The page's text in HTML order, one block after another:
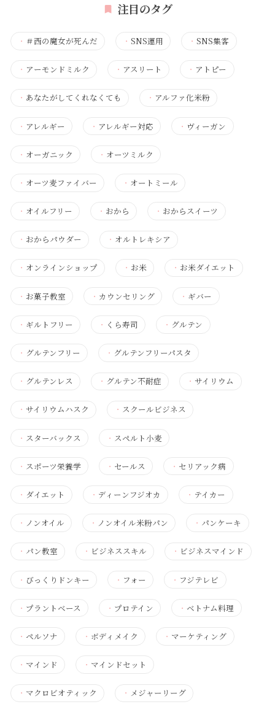
注目のタグ
・ ＃西の魔女が死んだ ・SNS運用 ・SNS集客
・ アーモンドミルク ・ アスリート ・ アトピー
・ あなたがしてくれなくても ・ アルファ化米粉
・ アレルギー ・ アレルギー対応 ・ ヴィーガン
・ オーガニック ・ オーツミルク
・ オーツ麦ファイバー ・ オートミール
・ オイルフリー ・ おから ・ おからスイーツ
・ おからパウダー ・ オルトレキシア
・ オンラインショップ ・ お米 ・ お米ダイエット
・ お菓子教室 ・ カウンセリング ・ ギバー
・ ギルトフリー ・ くら寿司 ・ グルテン
・ グルテンフリー ・ グルテンフリーパスタ
・ グルテンレス ・ グルテン不耐症 ・ サイリウム
・ サイリウムハスク ・ スクールビジネス
・ スターバックス ・ スペルト小麦
・ スポーツ栄養学 ・ セールス ・ セリアック病
・ ダイエット ・ ディーンフジオカ ・ テイカー
・ ノンオイル ・ ノンオイル米粉パン ・ パンケーキ
・ パン教室 ・ ビジネススキル ・ ビジネスマインド
・ びっくりドンキー ・ フォー ・ フジテレビ
・ プラントベース ・ プロテイン ・ ベトナム料理
・ ペルソナ ・ ボディメイク ・ マーケティング
・ マインド ・ マインドセット
・ マクロビオティック ・ メジャーリーグ